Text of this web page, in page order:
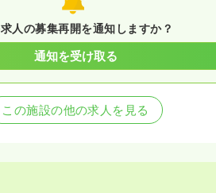
人の募集再開を通知しますか？
通知を受け取る
この施設の他の求人を見る